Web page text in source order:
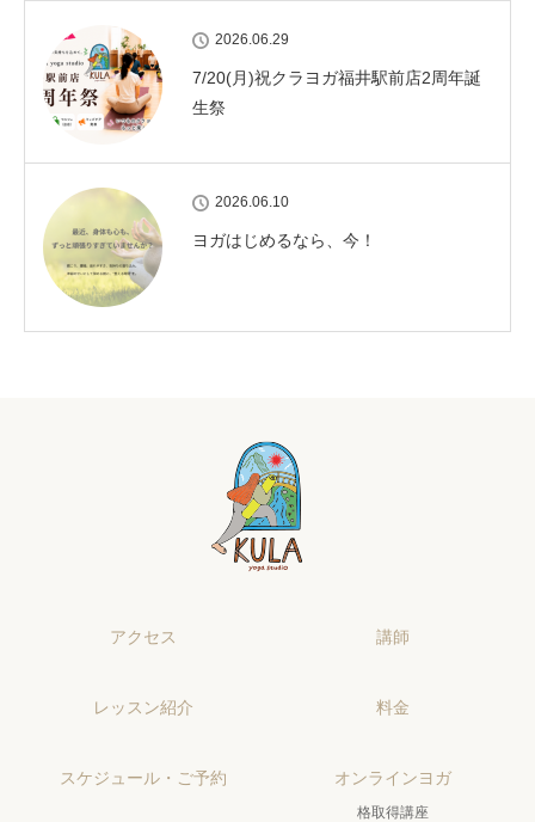
2026.06.29
7/20(月)祝クラヨガ福井駅前店2周年誕
生祭
2026.06.10
ヨガはじめるなら、今！
アクセス 講師
レッスン紹介 料金
スケジュール・ご予約 オンラインヨガ
格取得講座